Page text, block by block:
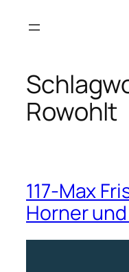
Inhalt
Rowohlt
117-Max
Horner